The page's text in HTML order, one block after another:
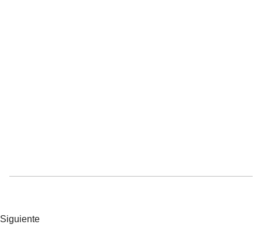
Siguiente